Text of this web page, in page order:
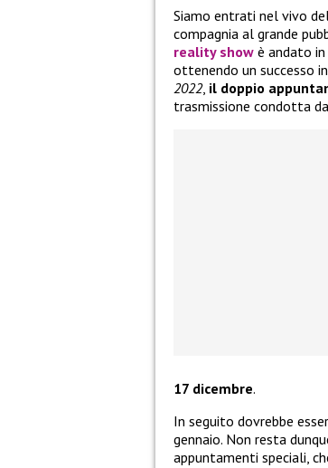
Siamo entrati nel vivo
compagnia al grande
reality show è andato
ottenendo un successo
2022, il doppio
trasmissione condotta da
17 dicembre.
In seguito dovrebbe
gennaio. Non resta
appuntamenti speciali,